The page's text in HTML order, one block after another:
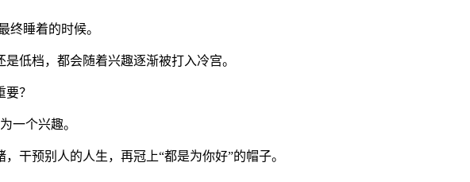
终睡着的时候。
低档，都会随着兴趣逐渐被打入冷宫。
？
一个兴趣。
干预别人的人生，再冠上“都是为你好”的帽子。